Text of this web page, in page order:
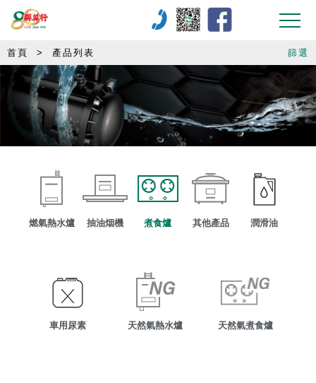
首頁 > 產品列表 篩選
燃氣熱水爐 抽油烟機 煮食爐 其他產品 潤滑油
車用尿素 天然氣熱水爐 天然氣煮食爐